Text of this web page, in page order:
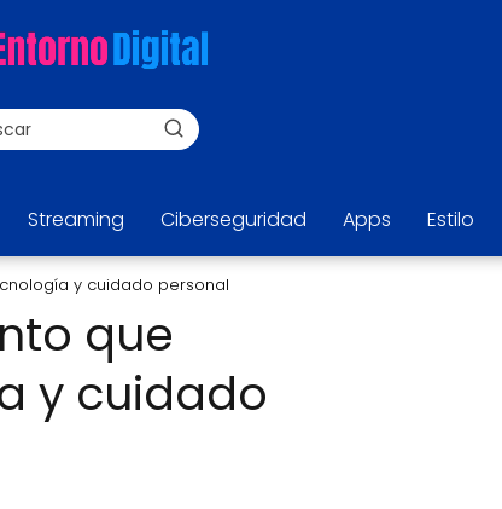
Streaming Ciberseguridad Apps Estilo
y cuidado personal
que
y cuidado